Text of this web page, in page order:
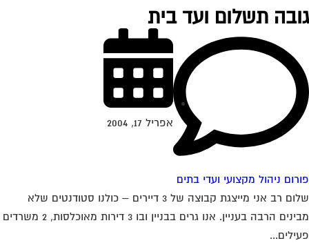
תשלום ועד בית
ניהול מקצועי ועדי בתים
אפריל 17, 2004
שלום רב אני מייצגת קבוצה של 3 דיירים – כולנו סטודנטים שלא
מבינים הרבה בעניין. אנו גרים בבניין ובו 3 דירות מאוכלסות, 2 משרדים